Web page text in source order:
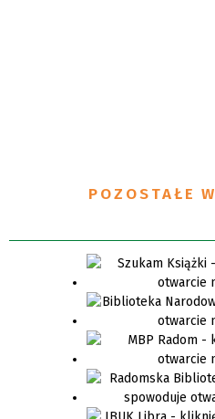
POZOSTAŁE